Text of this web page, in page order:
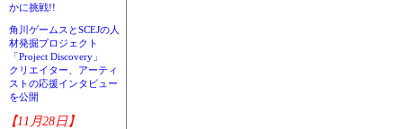
かに挑戦!!
角川ゲームスとSCEJの人
材発掘プロジェクト
「Project Discovery」
クリエイター、アーティ
ストの応援インタビュー
を公開
【11月28日】